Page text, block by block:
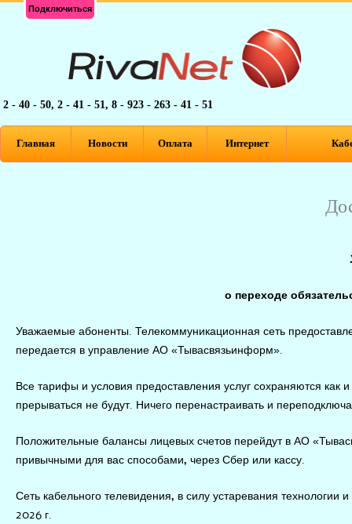
Подключиться
2 - 40 - 50, 2 - 41 - 51, 8 - 923 - 263 - 41 - 51
Главная Новости Оплата Интернет
о переходе
Уважаемые абоненты. Телекоммуникационная сеть
передается в управление АО «Тывасвязьинформ».
Все тарифы и условия предоставления услуг сохраняются как
прерываться не будут. Ничего перенастраивать и
Положительные балансы лицевых счетов перейдут в АО
привычными для вас способами, через Сбер или кассу.
Сеть кабельного телевидения, в силу устаревания технологии
2026 г.